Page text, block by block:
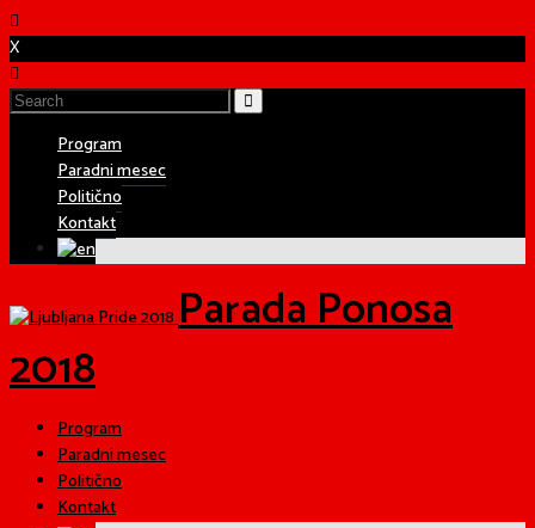
X
Program
Paradni mesec
Politično
Kontakt
Parada Ponosa
2018
Program
Paradni mesec
Politično
Kontakt